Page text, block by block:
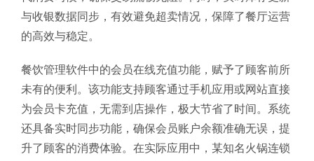
与收银数据同步，有效避免超卖情况，保障了餐厅运营
的高效与稳定。
餐饮管理软件中的会员在线充值功能，赋予了顾客前所
未有的便利。该功能支持顾客通过手机应用或网站直接
为会员卡充值，无需到店操作，极大节省了时间。系统
还具备实时同步功能，确保会员账户余额准确无误，提
升了顾客的消费体验。在实际应用中，某知名火锅连锁